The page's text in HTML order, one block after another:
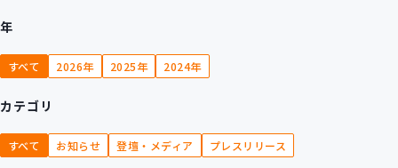
定型コース
カスタマイズコース 教材購入
年
すべて 2026年 2025年 2024年
カテゴリ
すべて お知らせ 登壇・メディア プレスリリース